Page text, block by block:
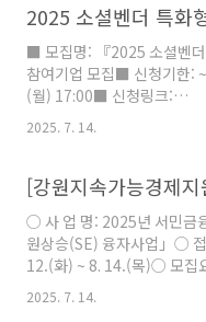
men..
농 림 축 산 식 품 부 장 관
https://www.seis.or.kr/
사업신청 > 사회적기업 인증
고" data-og-description="
누르신 후 원하는 곳에
■ 모집명: 『2025 소셜벤
참여기업 모집■ 신청기한:
(월) 17:00■ 신청링크:
https://bit.ly/
트 제작- 패키지 개선 및 공
입점 및 유통관리
2025. 7. 14.
○ 사 업 명: 2025년 서민금
원상승(SE) 융자사업」○
12.(화) ~ 8. 14.(목)○ 모집
도내 (예비)사회적기업, 사
상품: 단기(2천만원 한도),
2025. 7. 14.